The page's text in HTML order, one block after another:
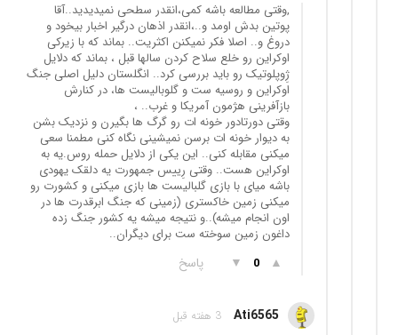
,وقتی مطالعه باشه کمی،انقدر سطحی نمیدیدید..آقا
پوتین بدش اومد و..،انقدر اذهان درگیر اخبار بیخود و
دروغ و.. اصلا فکر نمیکنن اکثریت.. بماند که با زیرکی
اوکراین رو خلع سلاح کردن سالها قبل ، بماند که دلایل
ژِوپلوتیک رو باید بررسی کرد.. انگلستان دلیل اصلی جنگ
اوکراین و روسیه ست و گلوبالیست ها، در کنارش
بازآفرینی هژمون آمریکا و غرب.. ،
وقتی دورتادور خونه ات رو گرگ ها بگیرن و نزدیک بشن
به دیوار خونه ات برسن نمیشینی نگاه کنی مطمنا سعی
میکنی مقابله کنی.. این یکی از دلایل حمله روس.یه به
اوکراین هست.. وقتی رِییس جمهورت یه دلقک یهودی
باشه میای با بازی گلبالیست ها بازی میکنی و کشورت رو
میکنی زمین خاکستری (زمینی که جنگ ابرقدرت ها در
اون انجام میشه)..و نتیجه میشه یه کشور جنگ زده
داغون زمین سوخته ست برای دیگران..
▲
0
▼ پاسخ
Ati6565 3 هفته قبل